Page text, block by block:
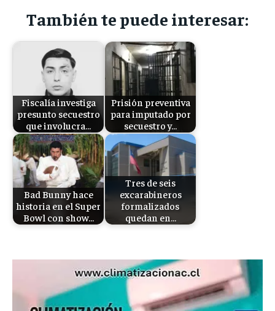
También te puede interesar:
Fiscalía investiga
presunto secuestro
que involucra…
Prisión preventiva
para imputado por
secuestro y…
Bad Bunny hace
historia en el Super
Bowl con show…
Tres de seis
excarabineros
formalizados
quedan en…